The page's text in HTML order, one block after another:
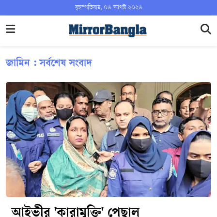
বৃহস্পতিবার, ০৬ আগস্ট ২০২৬
জামিন : সর্বশেষ সংবাদ